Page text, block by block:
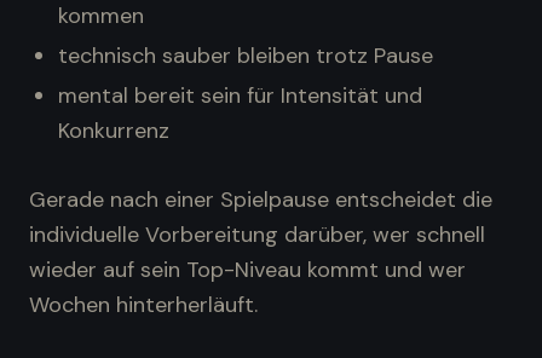
kommen
technisch sauber bleiben trotz Pause
mental bereit sein für Intensität und
Konkurrenz
Gerade nach einer Spielpause entscheidet die
individuelle Vorbereitung darüber, wer schnell
wieder auf sein Top-Niveau kommt und wer
Wochen hinterherläuft.